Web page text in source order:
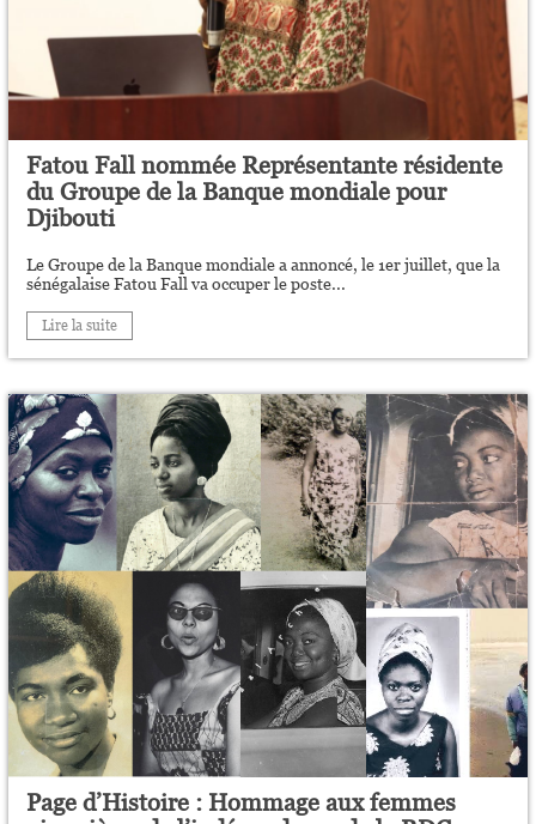
Fatou Fall nommée Représentante résidente
du Groupe de la Banque mondiale pour
Djibouti
Le Groupe de la Banque mondiale a annoncé, le 1er juillet, que la
sénégalaise Fatou Fall va occuper le poste...
Lire la suite
Page d’Histoire : Hommage aux femmes